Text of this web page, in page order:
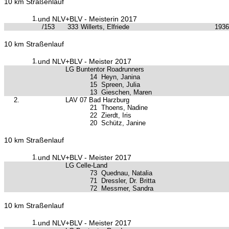
1.und NLV+BLV - Meisterin 2017
/153 333 Willerts, Elfriede 1936
10 km Straßenlauf
1.und NLV+BLV - Meister 2017
LG Buntentor Roadrunners
14
Heyn, Janina
15 Spreen, Julia
13 Gieschen, Maren
2.
LAV 07 Bad Harzburg
21 Thoens, Nadine
22 Zierdt, Iris
20 Schütz, Janine
10 km Straßenlauf
1.und NLV+BLV - Meister 2017
LG Celle-Land
73 Quednau, Natalia
71
Dressler, Dr. Britta
72
Messmer, Sandra
10 km Straßenlauf
1.und NLV+BLV - Meister 2017